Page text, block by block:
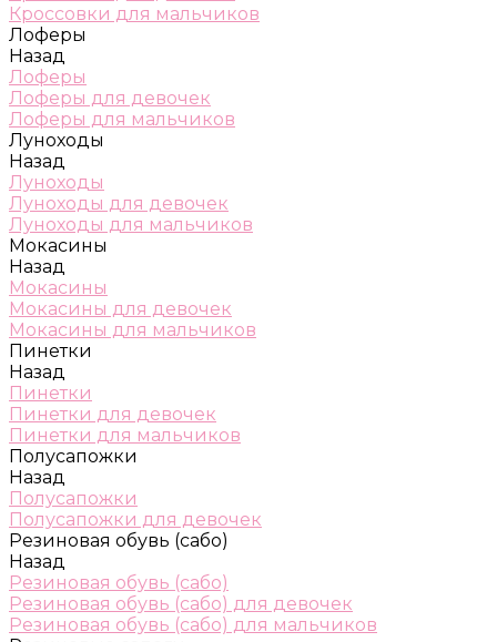
Кроссовки для мальчиков
Лоферы
Назад
Лоферы
Лоферы для девочек
Лоферы для мальчиков
Луноходы
Назад
Луноходы
Луноходы для девочек
Луноходы для мальчиков
Мокасины
Назад
Мокасины
Мокасины для девочек
Мокасины для мальчиков
Пинетки
Назад
Пинетки
Пинетки для девочек
Пинетки для мальчиков
Полусапожки
Назад
Полусапожки
Полусапожки для девочек
Резиновая обувь (сабо)
Назад
Резиновая обувь (сабо)
Резиновая обувь (сабо) для девочек
Резиновая обувь (сабо) для мальчиков